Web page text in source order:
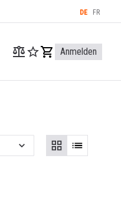
DE FR
Anmelden